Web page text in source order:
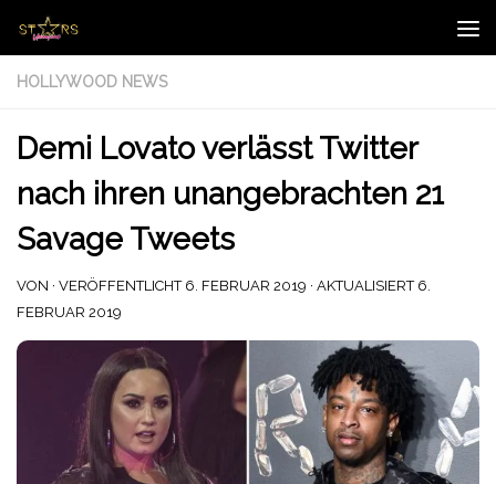
Zum Inhalt springen
HOLLYWOOD NEWS
Demi Lovato verlässt Twitter
nach ihren unangebrachten 21
Savage Tweets
VON · VERÖFFENTLICHT 6. FEBRUAR 2019 · AKTUALISIERT 6.
FEBRUAR 2019